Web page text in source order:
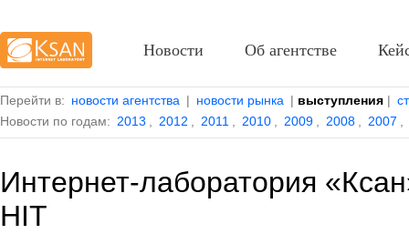
Перейти в: новости агентства | новости рынка | выступления |
Новости по годам: 2013 2012 2011 2010 2009 2008 2007
Интернет-лаборатория
HIT
Новости Об агентстве